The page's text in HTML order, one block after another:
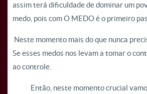
assim terá dificuldade de dominar um
medo, pois com O MEDO é o primeiro
Neste momento mais do que nunca
Se esses medos nos levam a tomar o
ao controle.
Então, neste momento crucial